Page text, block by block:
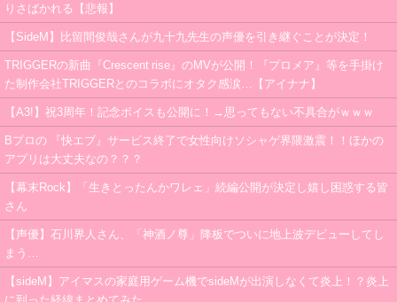
りさばかれる【悲報】
【SideM】比留間俊哉さんが九十九先生の声優を引き継ぐことが決定！
TRIGGERの新曲『Crescent rise』のMVが公開！『プロメア』等を手掛け
た制作会社TRIGGERとのコラボにオタク感涙…【アイナナ】
【A3!】祝3周年！記念ボイスも公開に！→思ってもない不具合がｗｗｗ
Bプロの 『快エブ』サービス終了で女性向けソシャゲ界隈激震！！ほかの
アプリは大丈夫なの？？？
【幕末Rock】「生きとったんかワレェ」続編公開が決定し嬉し困惑する皆
さん
【声優】石川界人さん、「神酒ノ尊」降板でついに地上波デビューしてし
まう…
【sideM】アイマスの家庭用ゲーム機でsideMが出演しなくて炎上！？炎上